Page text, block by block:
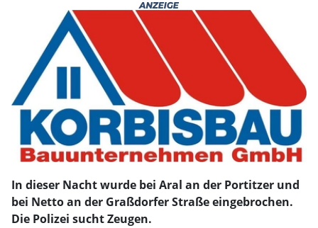
In dieser Nacht wurde bei Aral an der Portitzer und
bei Netto an der Graßdorfer Straße eingebrochen.
Die Polizei sucht Zeugen.